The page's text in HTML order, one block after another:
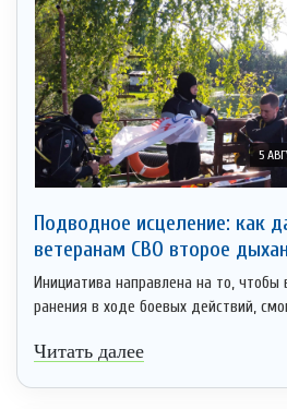
5
Подводное исцеление: как
ветеранам СВО второе
Инициатива направлена на то,
ранения в ходе боевых действий,
Читать далее